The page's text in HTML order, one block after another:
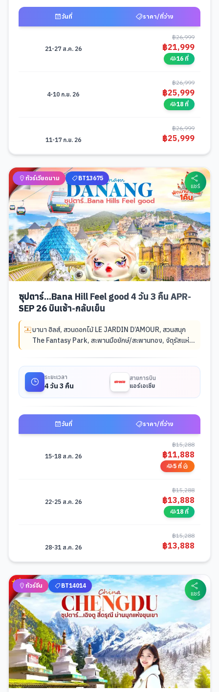
วันที่ ราคา/ที่ว่าง
21-27 ส.ค. 26
฿26,999
฿21,999
16 ที่
4-10 ก.ย. 26
฿26,999
฿25,999
18 ที่
11-17 ก.ย. 26
฿26,999
฿25,999
ทัวร์เวียดนาม
BT13675
แชร์
ซุปตาร์...Bana Hill Feel good 4 วัน 3 คืน APR-
SEP 26 บินเช้า-กลับเย็น
บานา ฮิลส์, สวนดอกไม้ LE JARDIN D’AMOUR, สวนสนุก
The Fantasy Park, สะพานมือยักษ์/สะพานทอง, จัตุรัสแห่ง
แกะสลักหินอ่อน
วัดลินอึ๋ง (ดานัง),Marina Café
(ดานัง)
ระยะเวลา
4 วัน 3 คืน
สายการบิน
แอร์เอเชีย
วันที่ ราคา/ที่ว่าง
15-18 ส.ค. 26
฿15,288
฿11,888
5 ที่
22-25 ส.ค. 26
฿15,288
฿13,888
18 ที่
28-31 ส.ค. 26
฿15,288
฿13,888
5-8 ก.ย. 26
15,288
฿ 14,288
20 ที่
ทัวร์จีน
BT14014
แชร์